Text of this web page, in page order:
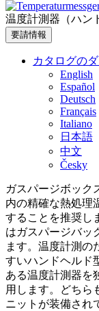
温度計測器（ハン
要請情報
カタログの
English
Español
Deutsch
Français
Italiano
日本語
中文
Česky
ガスパージボック
内の精確な熱処理
することを推奨し
はガスパージバッ
ます。温度計測の
すいハンドヘルド
ある温度計測器を
用します。どちら
ニットが装備され